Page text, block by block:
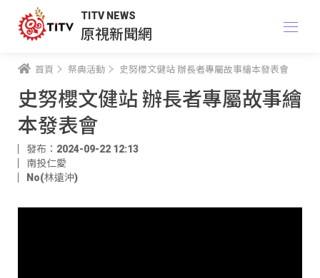
TITV NEWS
原視新聞網
首頁 祭典活動 史努櫻文健站 辦長者專屬故事繪本發表會
史努櫻文健站 辦長者專屬故事繪
本發表會
發布：2024-09-22 12:13
南投仁愛
No(林遠沖)